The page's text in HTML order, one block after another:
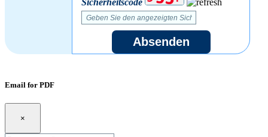
Sicherheitscode
Absenden
Email for PDF
×